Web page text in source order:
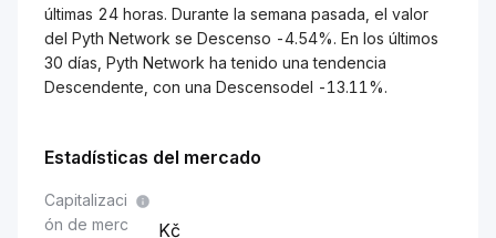
últimas 24 horas. Durante la semana pasada, el valor
del Pyth Network se Descenso -4.54%. En los últimos
30 días, Pyth Network ha tenido una tendencia
Descendente, con una Descensodel -13.11%.
Estadísticas del mercado
Capitalizaci
ón de merc